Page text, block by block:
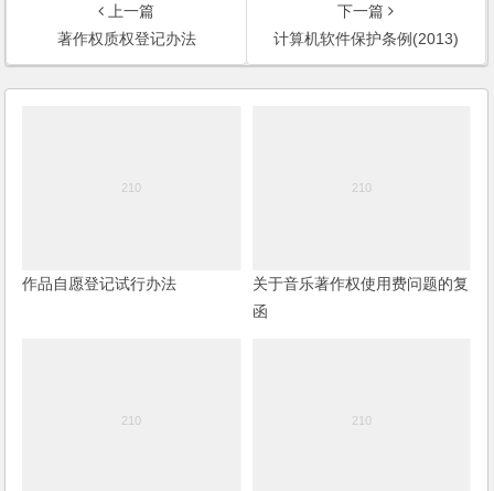
上一篇
著作权质权登记办法
下一篇
计算机软件保护条例(2013)
作品自愿登记试行办法
关于音乐著作权使用费问题的复
函